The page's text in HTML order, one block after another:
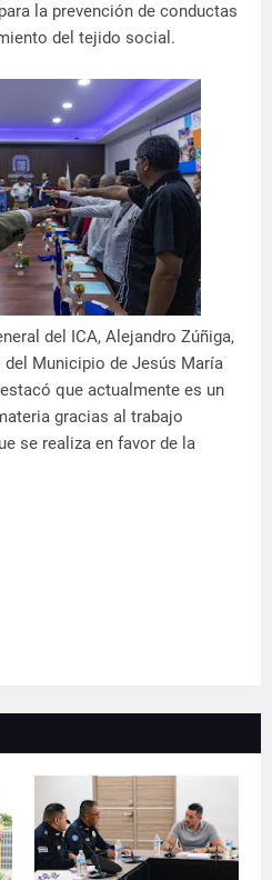
la prevención de conductas
del tejido social.
del ICA, Alejandro Zúñiga,
Municipio de Jesús María
que actualmente es un
gracias al trabajo
se realiza en favor de la